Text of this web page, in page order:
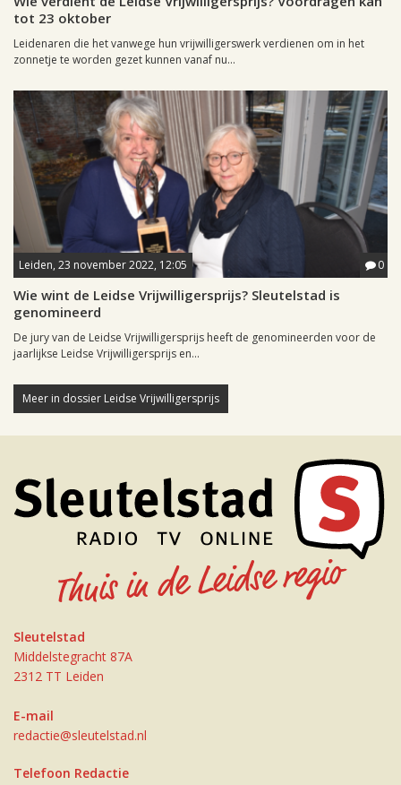
tot 23 oktober
Leidenaren die het vanwege hun vrijwilligerswerk verdienen om in het
zonnetje te worden gezet kunnen vanaf nu...
Leiden, 23 november 2022, 12:05 0
Wie wint de Leidse Vrijwilligersprijs? Sleutelstad is
genomineerd
De jury van de Leidse Vrijwilligersprijs heeft de genomineerden voor de
jaarlijkse Leidse Vrijwilligersprijs en...
Meer in dossier Leidse Vrijwilligersprijs
Sleutelstad
Middelstegracht 87A
2312 TT Leiden
E-mail
redactie@sleutelstad.nl
Telefoon Redactie